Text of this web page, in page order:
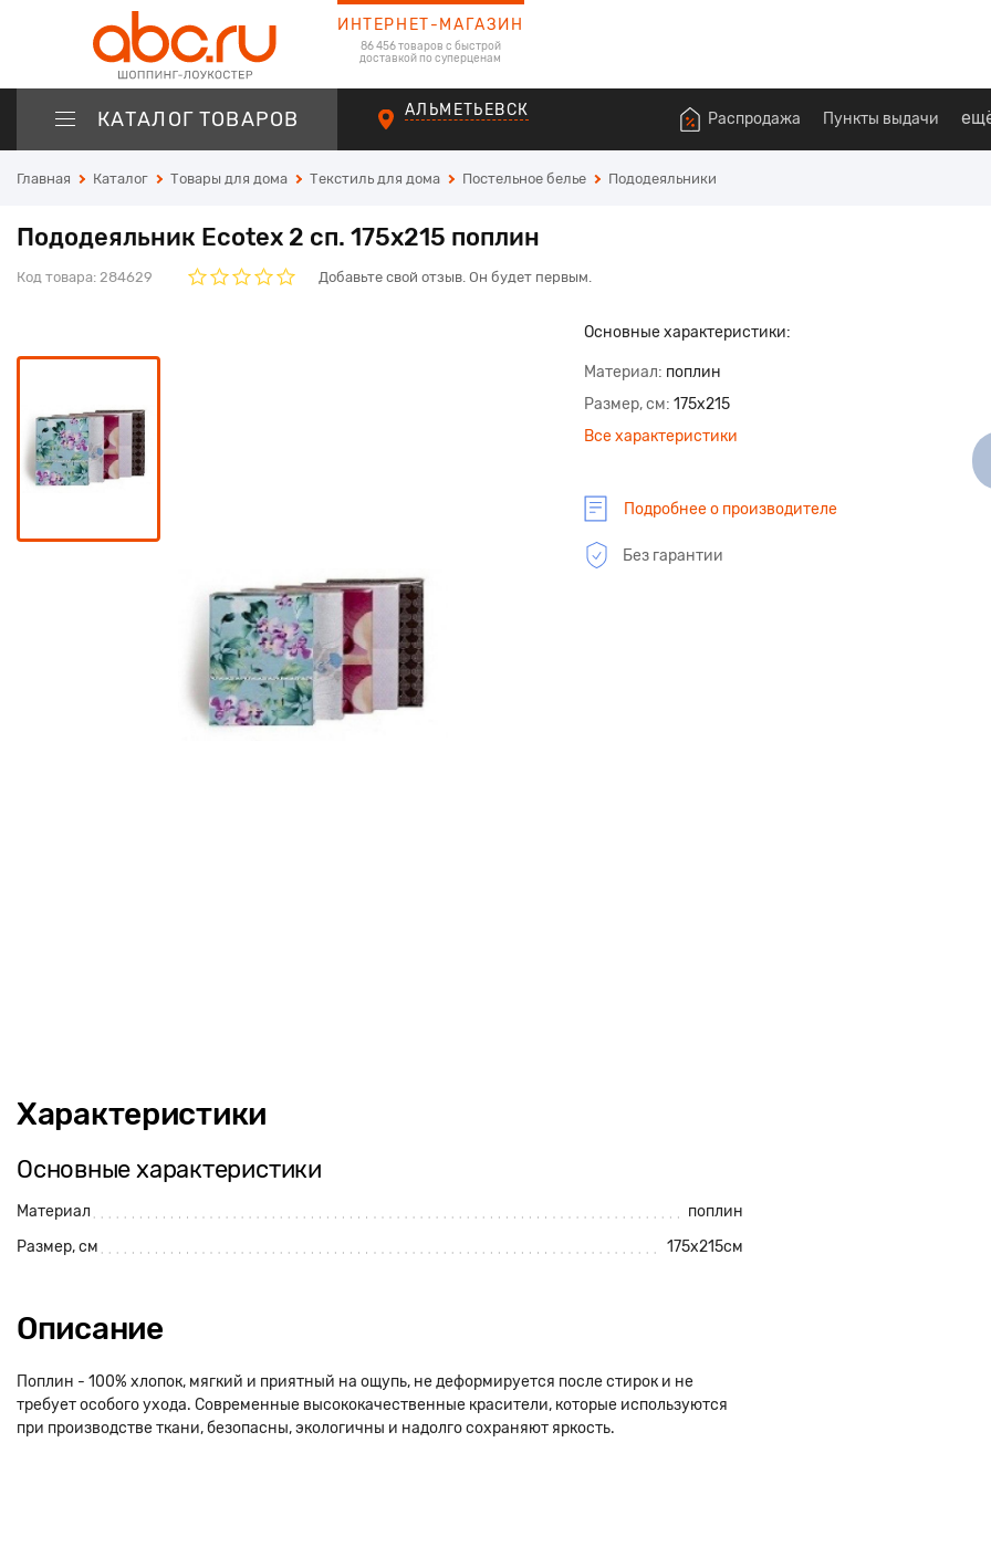
ИНТЕРНЕТ-МАГАЗИН
86 456 товаров с быстрой
доставкой по суперценам
КАТАЛОГ ТОВАРОВ АЛЬМЕТЬЕВСК Распродажа Пункты выдачи
Главная Каталог Товары для дома Текстиль для дома Постельное белье Пододеяльники
Пододеяльник Ecotex 2 сп. 175х215 поплин
Код товара: 284629 Добавьте свой отзыв. Он будет первым.
Основные характеристики:
Материал поплин
Размер, см 175x215
Все характеристики
Подробнее о производителе
Без гарантии
Характеристики
Основные характеристики
Материал
поплин
Размер, см
175x215см
Описание
Поплин - 100% хлопок, мягкий и приятный на ощупь, не деформируется после стирок и не
требует особого ухода. Современные высококачественные красители, которые используются
при производстве ткани, безопасны, экологичны и надолго сохраняют яркость.